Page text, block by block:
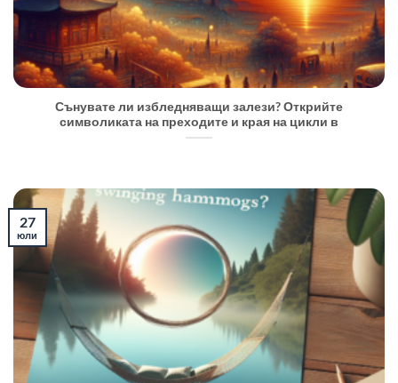
Сънувате ли избледняващи залези? Открийте
символиката на преходите и края на цикли в
27
юли